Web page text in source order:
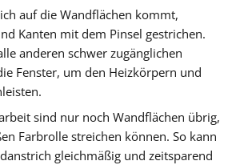
auf die Wandflächen kommt,
Kanten mit dem Pinsel gestrichen.
anderen schwer zugänglichen
Fenster, um den Heizkörpern und
sind nur noch Wandflächen übrig,
Farbrolle streichen können. So kann
gleichmäßig und zeitsparend